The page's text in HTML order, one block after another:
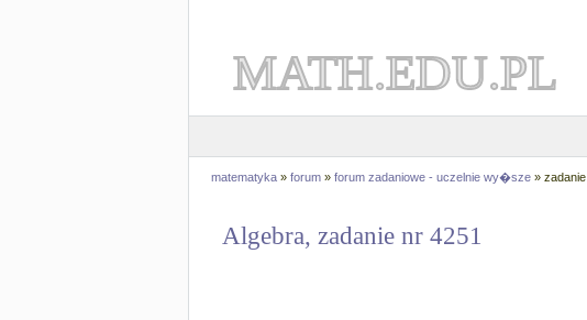
MATH.EDU.PL
matematyka » forum » forum zadaniowe - uczelnie wy�sze » zadanie
Algebra, zadanie nr 4251